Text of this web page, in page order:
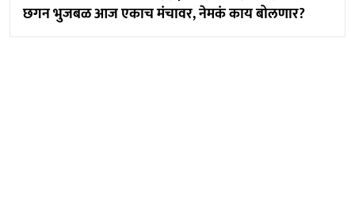
छगन भुजबळ आज एकाच मंचावर, नेमकं काय बोलणार?